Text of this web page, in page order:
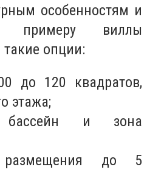
особенностям и
примеру виллы
опции:
до 120 квадратов,
этажа;
бассейн и зона
размещения до 5